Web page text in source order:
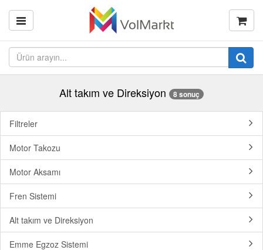
Alt takım ve Direksiyon 8 sonuç
Filtreler
Motor Takozu
Motor Aksamı
Fren Sistemi
Alt takım ve Direksiyon
Emme Egzoz Sistemi